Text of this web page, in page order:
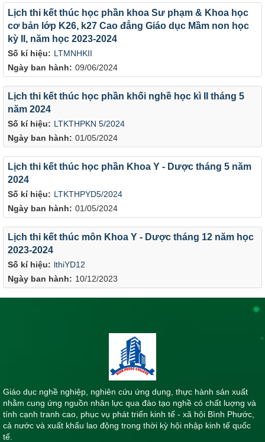
Số kí hiệu: LTMNHKII
Ngày ban hành: 09/06/2024
Lịch thi kết thúc học phần khoa Sư phạm & Khoa học
cơ bản lớp K26, k27 Cao đẳng Giáo dục Mầm non học
kỳ II, năm học 2023-2024
Số kí hiệu: LTKTHPKN 5/2024
Ngày ban hành: 01/05/2024
Lịch thi kết thúc học phần khối nghề học kì II tháng 5
năm 2024
Số kí hiệu: LTKTHPYD5/2024
Ngày ban hành: 01/05/2024
Lịch thi kết thúc học phần Khoa Y - Dược tháng 5 năm
2024
Số kí hiệu: lthiYD12
Ngày ban hành: 10/12/2023
Lịch thi kết thúc môn Khoa Y - Dược tháng 12 năm học
2023-2024
Giáo dục nghề nghiệp, nghiên cứu ứng dụng, thực hành sản xuất
nhằm cung ứng nguồn nhân lực qua đào tạo nghề có chất luợng và
tính cạnh tranh cao, phục vụ phát triển kinh tế - xã hội Bình Phước,
cả nước và xuất khẩu lao động trong thời kỳ hội nhập kinh tế quốc
tế.